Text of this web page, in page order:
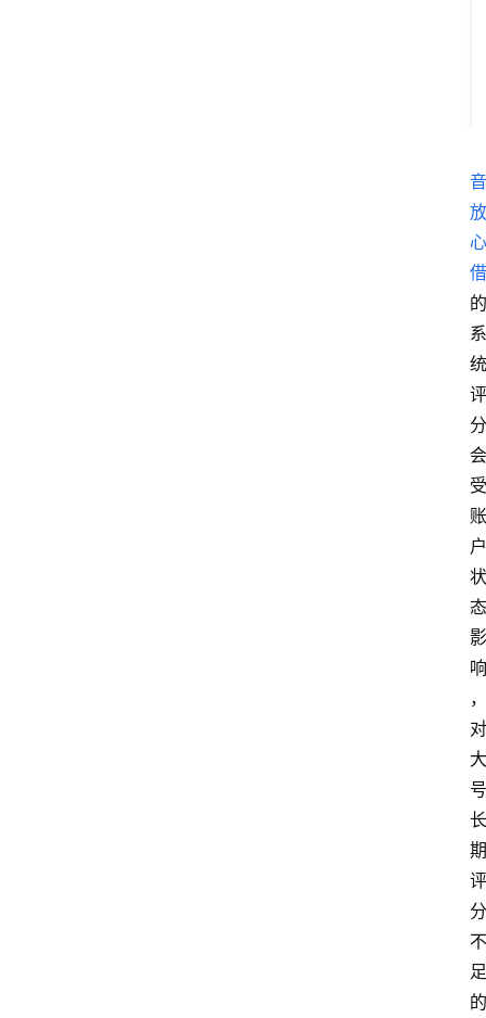
音
放
心
借
的
系
统
评
分
会
受
账
户
状
态
影
响
，
对
大
号
长
期
评
分
不
足
的